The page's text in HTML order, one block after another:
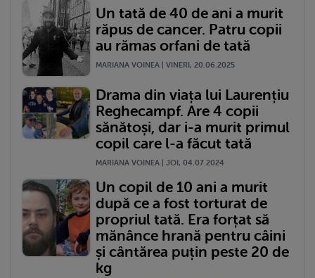
Un tată de 40 de ani a murit
răpus de cancer. Patru copii
au rămas orfani de tată
MARIANA VOINEA | VINERI, 20.06.2025
Drama din viața lui Laurențiu
Reghecampf. Are 4 copii
sănătoși, dar i-a murit primul
copil care l-a făcut tată
MARIANA VOINEA | JOI, 04.07.2024
Un copil de 10 ani a murit
după ce a fost torturat de
propriul tată. Era forțat să
mănânce hrană pentru câini
și cântărea puțin peste 20 de
kg